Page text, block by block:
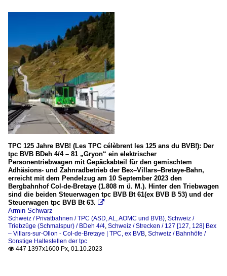
TPC 125 Jahre BVB! (Les TPC célèbrent les 125 ans du BVB!): Der
tpc BVB BDeh 4/4 – 81 „Gryon“ ein elektrischer
Personentriebwagen mit Gepäckabteil für den gemischtem
Adhäsions- und Zahnradbetrieb der Bex–Villars–Bretaye-Bahn,
erreicht mit dem Pendelzug am 10 September 2023 den
Bergbahnhof Col-de-Bretaye (1.808 m ü. M.). Hinter den Triebwagen
sind die beiden Steuerwagen tpc BVB Bt 61(ex BVB B 53) und der
Steuerwagen tpc BVB Bt 63. 
Armin Schwarz
Schweiz / Privatbahnen / TPC (ASD, AL, AOMC und BVB), Schweiz /
Triebzüge (Schmalspur) / BDeh 4/4, Schweiz / Strecken / 127 [127, 128] Bex
– Villars-sur-Ollon - Col-de-Bretaye | TPC, ex BVB, Schweiz / Bahnhöfe /
Sonstige Haltestellen der tpc
 447 1397x1600 Px, 01.10.2023